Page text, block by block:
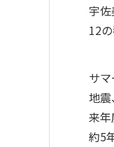
宇
12
サ
地震
来年
約5